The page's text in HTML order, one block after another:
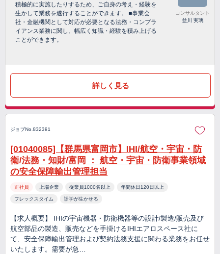
積極的に実施したりするため、ご自身の考え・経験を
生かして業務を遂行することができます。 ■事業会
社・金融機関として対応が必要となる法務・コンプラ
イアンス業務に関し、幅広く知識・経験を積み上げる
ことができます。
コンサルタント
益川 実璃
詳しく見る
ジョブNo.832391
[01040085]【群馬県富岡市】IHI/航空・宇宙・防
衛/法務・知財/富岡 ： 航空・宇宙・防衛事業領域
の安全保障輸出管理担当
正社員 上場企業 従業員1000名以上 年間休日120日以上
フレックスタイム 語学が生かせる
【求人概要】 IHIの宇宙機器・防衛機器等の設計/製造/販売及び
航空部品の製造、販売などを手掛けるIHIエアロスペース社に
て、安全保障輸出管理および契約法務支援に関わる業務をお任せ
いたします。需要が急…